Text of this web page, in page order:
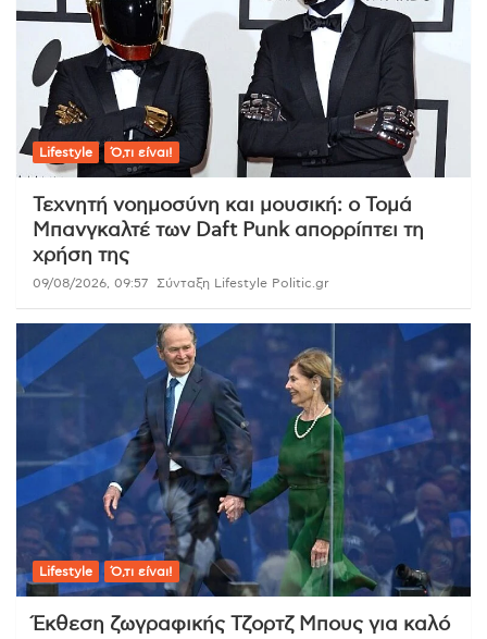
Lifestyle Ό,τι είναι!
Τεχνητή νοημοσύνη και μουσική: ο Τομά
Μπανγκαλτέ των Daft Punk απορρίπτει τη
χρήση της
09/08/2026, 09:57 Σύνταξη Lifestyle Politic.gr
Lifestyle Ό,τι είναι!
Έκθεση ζωγραφικής Τζορτζ Μπους για καλό